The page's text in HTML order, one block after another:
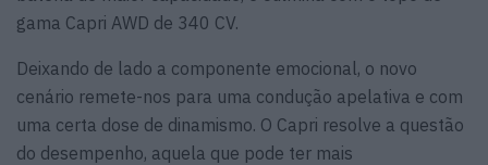
gama Capri AWD de 340 CV.
Deixando de lado a componente emocional, o novo
cenário remete-nos para uma condução apelativa e com
uma certa dose de dinamismo. O Capri resolve a questão
do desempenho, aquela que pode ter mais